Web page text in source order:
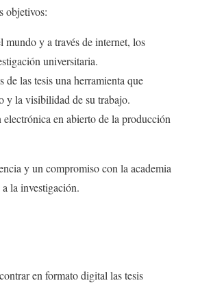
objetivos:
y a través de internet, los
universitaria.
de las tesis una herramienta que
y la visibilidad de su trabajo.
electrónica en abierto de la producción
y un compromiso con la academia
la investigación.
en formato digital las tesis